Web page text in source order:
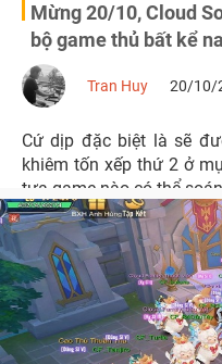
Mừng 20/10, Cloud
bộ game thủ bất kể
Tran Huy 20/10/
Cứ dịp đặc biệt là sẽ
khiêm tốn xếp thứ 2 ở
tựa game nào có thể